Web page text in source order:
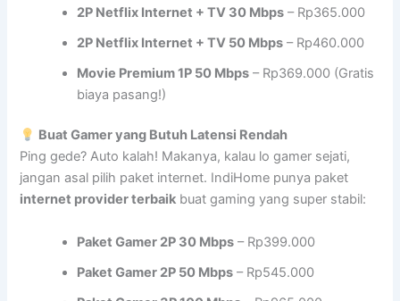
2P Netflix Internet + TV 30 Mbps – Rp365.000
2P Netflix Internet + TV 50 Mbps – Rp460.000
Movie Premium 1P 50 Mbps – Rp369.000 (Gratis
biaya pasang!)
Buat Gamer yang Butuh Latensi Rendah
Ping gede? Auto kalah! Makanya, kalau lo gamer sejati,
jangan asal pilih paket internet. IndiHome punya paket
internet provider terbaik buat gaming yang super stabil:
Paket Gamer 2P 30 Mbps – Rp399.000
Paket Gamer 2P 50 Mbps – Rp545.000